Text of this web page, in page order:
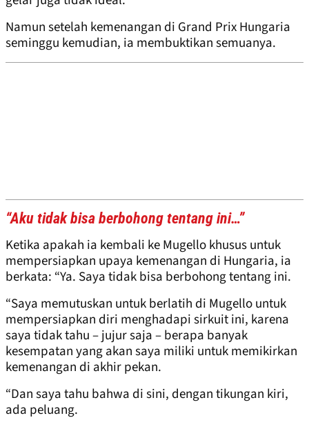
Namun setelah kemenangan di Grand Prix Hungaria
seminggu kemudian, ia membuktikan semuanya.
“Aku tidak bisa berbohong tentang ini…”
Ketika apakah ia kembali ke Mugello khusus untuk
mempersiapkan upaya kemenangan di Hungaria, ia
berkata: “Ya. Saya tidak bisa berbohong tentang ini.
“Saya memutuskan untuk berlatih di Mugello untuk
mempersiapkan diri menghadapi sirkuit ini, karena
saya tidak tahu – jujur ​​saja – berapa banyak
kesempatan yang akan saya miliki untuk memikirkan
kemenangan di akhir pekan.
“Dan saya tahu bahwa di sini, dengan tikungan kiri,
ada peluang.